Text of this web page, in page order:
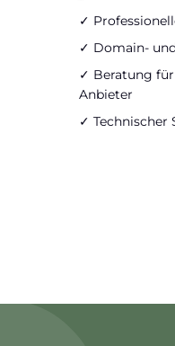
✓
✓ Domain-
✓ Beratung
Anbieter
✓ Technischer